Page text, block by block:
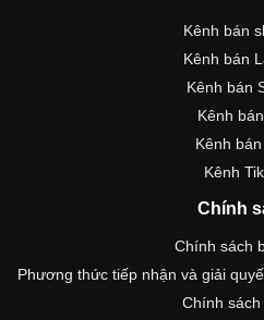
Kênh bán
Kênh bán
Kênh bán
Kênh
Kênh
Kênh
Chính
Chính sách
Phương thức tiếp nhận và giải
Chính sách